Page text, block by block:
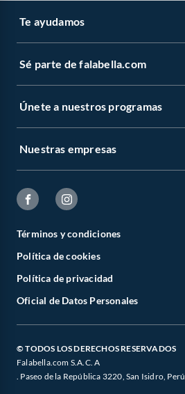
Te ayudamos
Sé parte de falabella.com
Únete a nuestros programas
Nuestras empresas
Términos y condiciones
Política de cookies
Política de privacidad
Oficial de Datos Personales
© TODOS LOS DERECHOS RESERVADOS
Falabella.com S.A.C. A
. Paseo de la República 3220, San Isidro, Perú